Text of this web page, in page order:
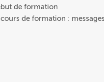
de formation
de formation :